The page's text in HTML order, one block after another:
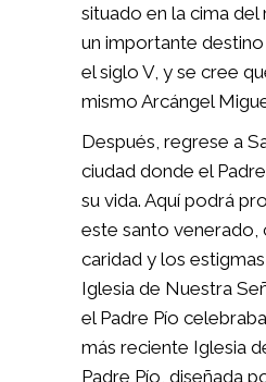
situado en la cima
un importante
el siglo V, y se cree
mismo Arcángel
Después, regrese a
ciudad donde el
su vida. Aquí podrá
este santo venerado,
caridad y los
Iglesia de Nuestra
el Padre Pío
más reciente Iglesia
Padre Pío, diseñada